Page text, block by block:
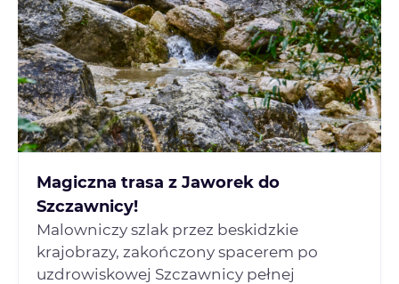
Magiczna trasa z Jaworek do
Szczawnicy!
Malowniczy szlak przez beskidzkie
krajobrazy, zakończony spacerem po
uzdrowiskowej Szczawnicy pełnej